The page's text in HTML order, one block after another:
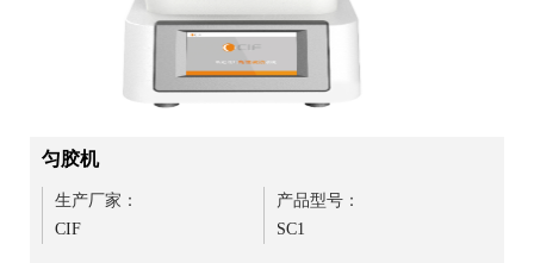
匀胶机
生产厂家：
CIF
产品型号：
SC1